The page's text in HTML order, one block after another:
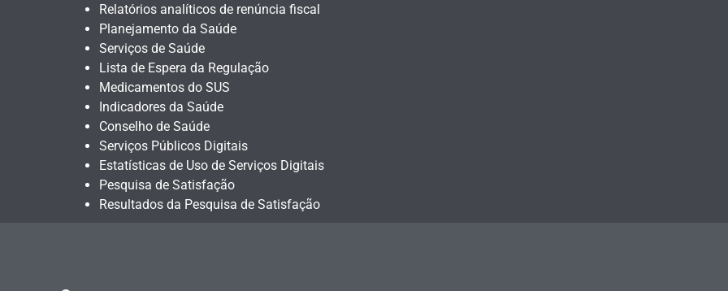
Relatórios analíticos de renúncia fiscal
Planejamento da Saúde
Serviços de Saúde
Lista de Espera da Regulação
Medicamentos do SUS
Indicadores da Saúde
Conselho de Saúde
Serviços Públicos Digitais
Estatísticas de Uso de Serviços Digitais
Pesquisa de Satisfação
Resultados da Pesquisa de Satisfação